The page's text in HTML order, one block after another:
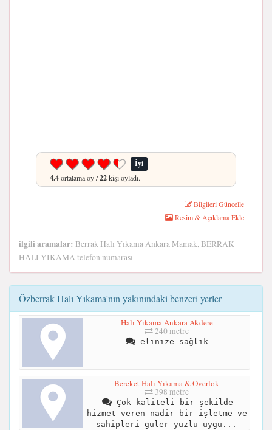
İyi
4.4ortalama oy /22kişi oyladı.
Bilgileri Güncelle
Resim & Açıklama Ekle
ilgili aramalar: Berrak Halı Yıkama Ankara Mamak, BERRAK
HALI YIKAMA telefon numarası
Özberrak Halı Yıkama'nın yakınındaki benzeri yerler
Halı Yıkama Ankara Akdere
240 metre
elinize sağlık
Bereket Halı Yıkama & Overlok
398 metre
Çok kaliteli bir şekilde
hizmet veren nadir bir işletme ve
sahipleri güler yüzlü uygu...